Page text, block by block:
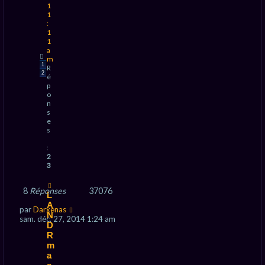
1
1
:
1
1
a
m
R
é
p
o
n
s
e
s
:
2
3
1
2
L
A
N
D
R
m
a
8 Réponses 37076
parDarxenas
sam. déc. 27, 2014 1:24 am